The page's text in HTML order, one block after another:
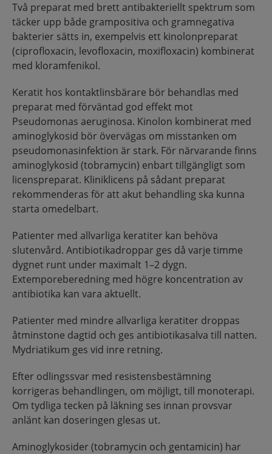
Två preparat med brett antibakteriellt spektrum som
täcker upp både grampositiva och gramnegativa
bakterier sätts in, exempelvis ett kinolonpreparat
(ciprofloxacin, levofloxacin, moxifloxacin) kombinerat
med kloramfenikol.
Keratit hos kontaktlinsbärare bör behandlas med
preparat med förväntad god effekt mot
Pseudomonas aeruginosa. Kinolon kombinerat med
aminoglykosid bör övervägas om misstanken om
pseudomonasinfektion är stark. För närvarande finns
aminoglykosid (tobramycin) enbart tillgängligt som
licenspreparat. Kliniklicens på sådant preparat
rekommenderas för att akut behandling ska kunna
starta omedelbart.
Patienter med allvarliga keratiter kan behöva
slutenvård. Antibiotikadroppar ges då varje timme
dygnet runt under maximalt 1–2 dygn.
Extemporeberedning med högre koncentration av
antibiotika kan vara aktuellt.
Patienter med mindre allvarliga keratiter droppas
åtminstone dagtid och ges antibiotikasalva till natten.
Mydriatikum ges vid inre retning.
Efter odlingssvar med resistensbestämning
korrigeras behandlingen, om möjligt, till monoterapi.
Om tydliga tecken på läkning ses innan provsvar
anlänt kan doseringen glesas ut.
Aminoglykosider (tobramycin och gentamicin) har